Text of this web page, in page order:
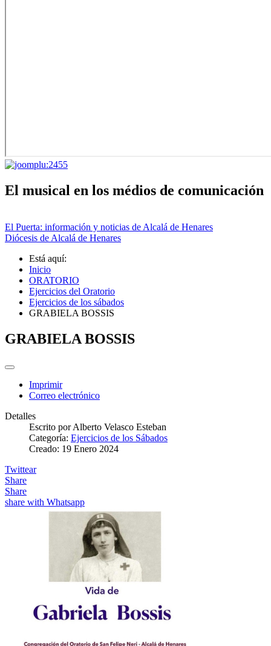
El musical en los médios de comunicación
El Puerta: información y noticias de Alcalá de Henares
Diócesis de Alcalá de Henares
Está aquí:
Inicio
ORATORIO
Ejercicios del Oratorio
Ejercicios de los sábados
GRABIELA BOSSIS
GRABIELA BOSSIS
Imprimir
Correo electrónico
Detalles
Escrito porAlberto Velasco Esteban
Categoría: Ejercicios de los Sábados
Creado: 19 Enero 2024
Twittear
Share
Share
share with Whatsapp